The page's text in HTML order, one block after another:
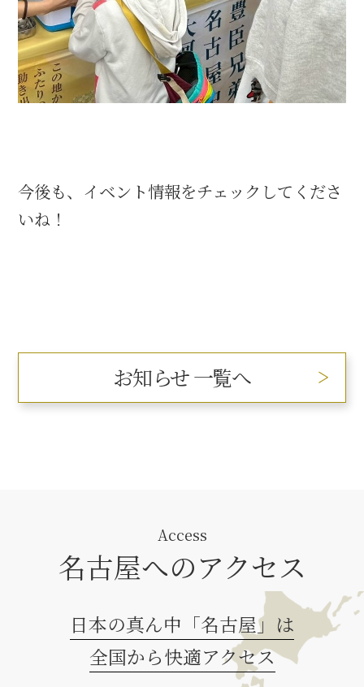
今後も、イベント情報をチェックしてくださ
いね！
お知らせ 一覧へ
Access
名古屋へのアクセス
日本の真ん中「名古屋」は
全国から快適アクセス